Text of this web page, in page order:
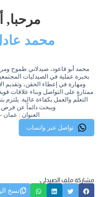
مرحبا,
محمد
محمد أبو قاعود، صيدلاني طموح
بخبرة عملية في الصيدليات
ومهارة في إعطاء الحقن، وتقديم
ممتازة على التواصل وبناء علاقات
التعلّم والعمل بكفاءة عالية. يلتزم
ويبحث دائماً عن فرص
العنوان : عمان
تواصل عبر واتساب
مشاركة ملف الصيدلي:
نسخ